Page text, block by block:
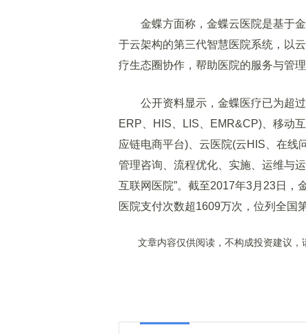
金蝶方面称，金蝶云医院是基于金
于云架构的第三代智慧医院系统，以
疗生态圈协作，帮助医院的服务与管
公开资料显示，金蝶医疗已为超过
ERP、HIS、LIS、EMR&CP)、移动
应链电商平台)、云医院(云HIS、在线
管理咨询、流程优化、实施、运维与
互联网医院”。截至2017年3月23日，
医院支付次数超1609万次，位列全国第
文章内容仅供阅读，不构成投资建议，